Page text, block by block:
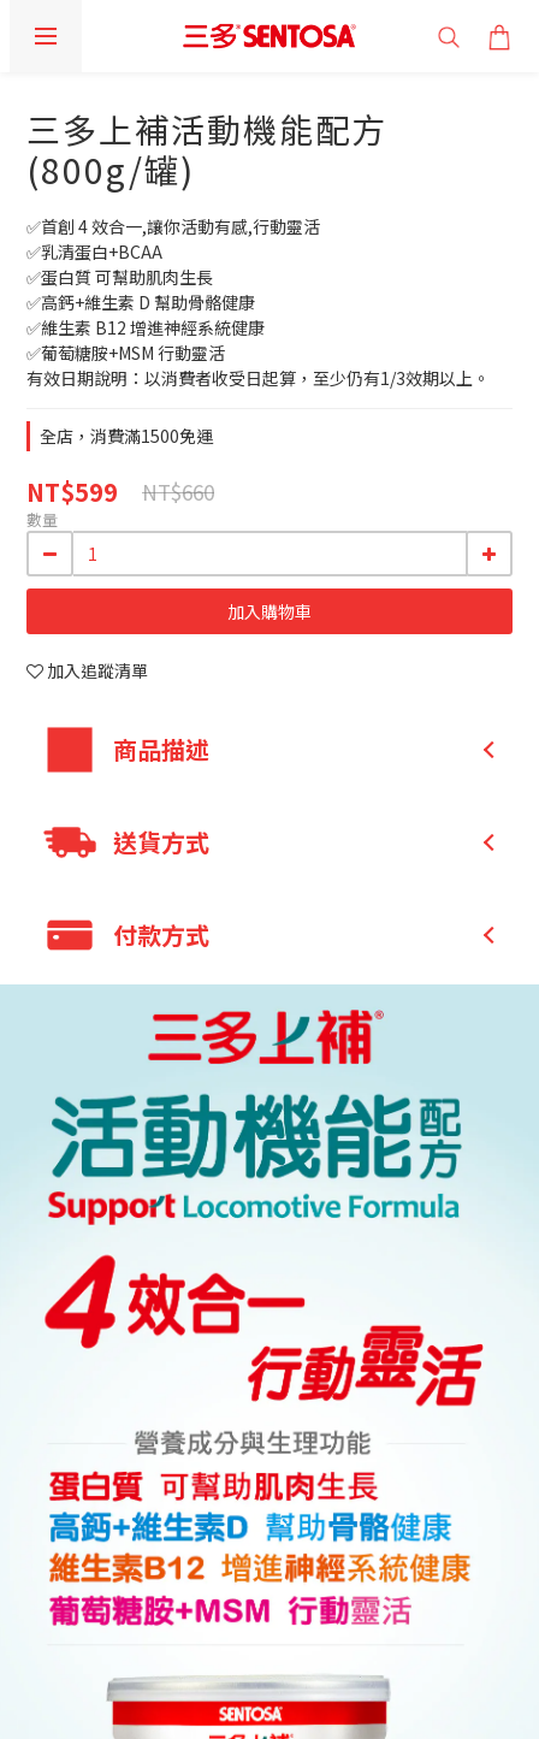
三多上補活動機能配方
(800g/罐)
✅首創 4 效合一,讓你活動有感,行動靈活
✅乳清蛋白+BCAA
✅蛋白質 可幫助肌肉生長
✅高鈣+維生素 D 幫助骨骼健康
✅維生素 B12 增進神經系統健康
✅葡萄糖胺+MSM 行動靈活
有效日期說明：以消費者收受日起算，至少仍有1/3效期以上。
全店，消費滿1500免運
NT$599 NT$660
數量
加入購物車
加入追蹤清單
商品描述
首創 4 效合一,讓你活動有感,行動靈活
乳清蛋白+BCAA
高鈣+維生素 D 幫助骨骼健康
送貨方式
全家 取貨付款
全家 取貨不付款
7-11 取貨付款
7-11 取貨不付款
貨到付款
付款方式
信用卡付款
7-11 取貨付款
銀行轉帳／ATM
LINE Pay